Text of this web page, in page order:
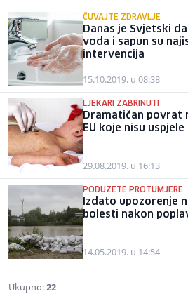
ČUVAJTE ZDRAVLJE
Danas je Svjetski
voda i sapun su
intervencija
15.10.2019. u 08:38
LJEKARI ZABRINUTI
Dramatičan povrat
EU koje nisu
29.08.2019. u 16:13
PODUZETE PROTUMJERE
Izdato upozorenje
bolesti nakon
14.05.2019. u 14:54
Ukupno:22